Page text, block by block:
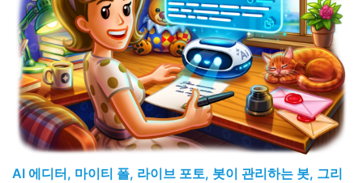
AI 에디터, 마이티 폴, 라이브 포토, 봇이 관리하는 봇, 그리